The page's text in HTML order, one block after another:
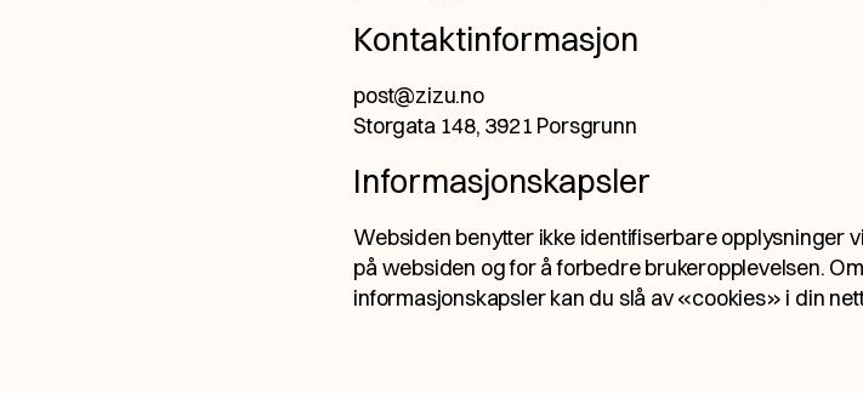
Kontaktinformasjon
post@zizu.no
Storgata 148, 3921 Porsgrunn
Informasjonskapsler
Websiden benytter ikke identifiserbare opplysninger
på websiden og for å forbedre brukeropplevelsen.
informasjonskapsler kan du slå av «cookies» i din